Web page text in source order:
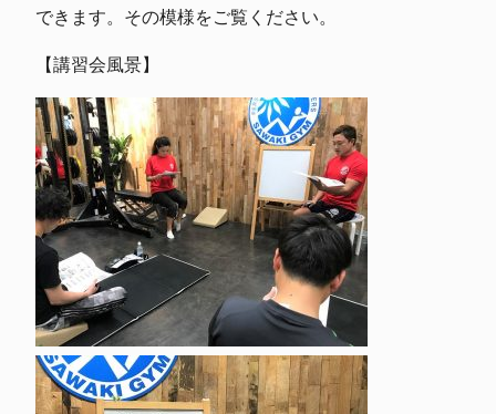
できます。その模様をご覧ください。
【講習会風景】